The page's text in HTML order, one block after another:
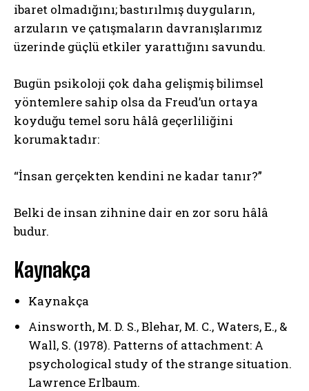
ibaret olmadığını; bastırılmış duyguların,
arzuların ve çatışmaların davranışlarımız
üzerinde güçlü etkiler yarattığını savundu.
Bugün psikoloji çok daha gelişmiş bilimsel
yöntemlere sahip olsa da Freud’un ortaya
koyduğu temel soru hâlâ geçerliliğini
korumaktadır:
“İnsan gerçekten kendini ne kadar tanır?”
Belki de insan zihnine dair en zor soru hâlâ
budur.
Kaynakça
Kaynakça
Ainsworth, M. D. S., Blehar, M. C., Waters, E., &
Wall, S. (1978). Patterns of attachment: A
psychological study of the strange situation.
Lawrence Erlbaum.